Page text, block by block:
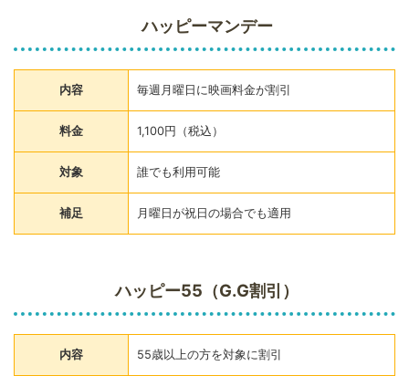
ハッピーマンデー
内容 毎週月曜日に映画料金が割引
料金 1,100円（税込）
対象 誰でも利用可能
補足 月曜日が祝日の場合でも適用
ハッピー55（G.G割引）
内容 55歳以上の方を対象に割引